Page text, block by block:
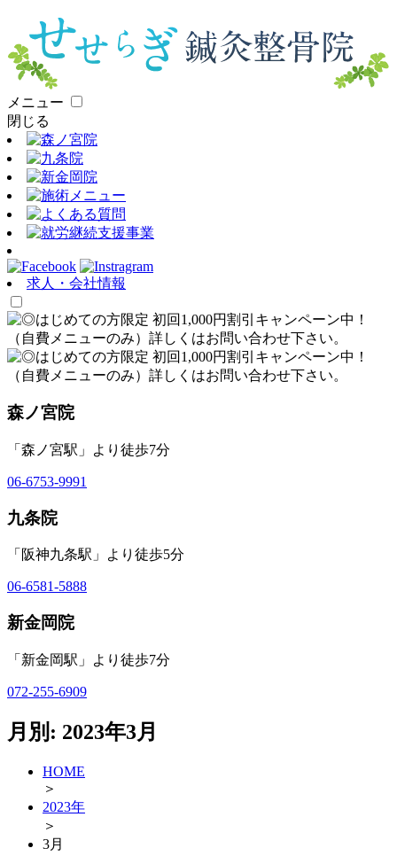
メニュー
閉じる
求人・会社情報
森ノ宮院
「森ノ宮駅」より徒歩7分
06-6753-9991
九条院
「阪神九条駅」より徒歩5分
06-6581-5888
新金岡院
「新金岡駅」より徒歩7分
072-255-6909
月別: 2023年3月
HOME
＞
2023年
＞
3月